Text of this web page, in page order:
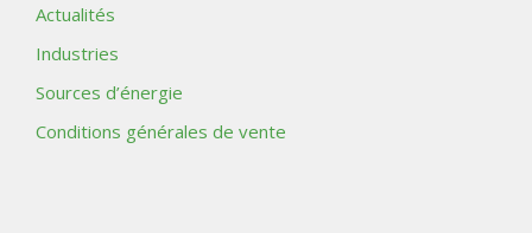
Actualités
Industries
Sources d’énergie
Conditions générales de vente